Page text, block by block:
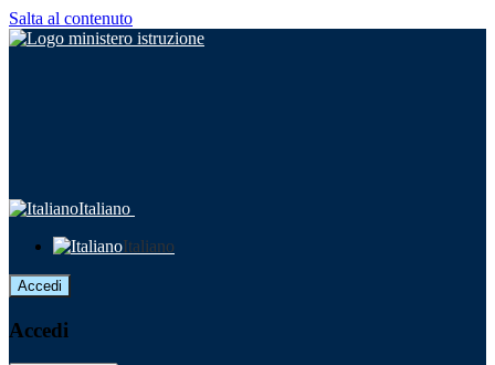
Salta al contenuto
Italiano
Italiano
Accedi
Accedi